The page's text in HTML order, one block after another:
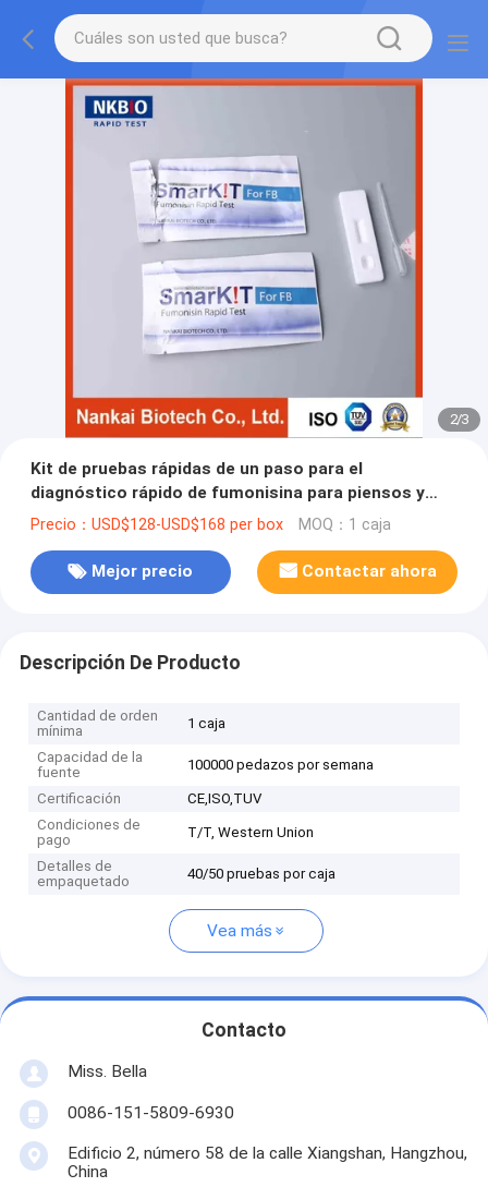
2/3
Kit de pruebas rápidas de un paso para el
diagnóstico rápido de fumonisina para piensos y
granos
Precio：USD$128-USD$168 per box MOQ：1 caja
Mejor precio Contactar ahora
Descripción De Producto
Cantidad de orden
mínima
1 caja
Capacidad de la
fuente
100000 pedazos por semana
Certificación
CE,ISO,TUV
Condiciones de
pago
T/T, Western Union
Detalles de
empaquetado
40/50 pruebas por caja
Vea más
Contacto
Miss. Bella
0086-151-5809-6930
Edificio 2, número 58 de la calle Xiangshan, Hangzhou,
China